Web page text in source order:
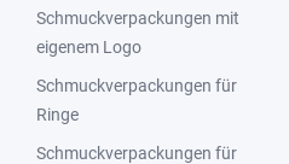
Schmuckverpackungen mit
eigenem Logo
Schmuckverpackungen für
Ringe
Schmuckverpackungen für